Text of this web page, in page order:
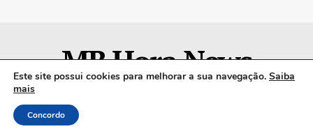
MB Hora News
Página Inicial
Este site possui cookies para melhorar a sua navegação. Saiba
mais
Concordo